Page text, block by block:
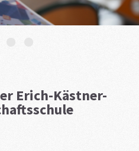
Erich-Kästner-